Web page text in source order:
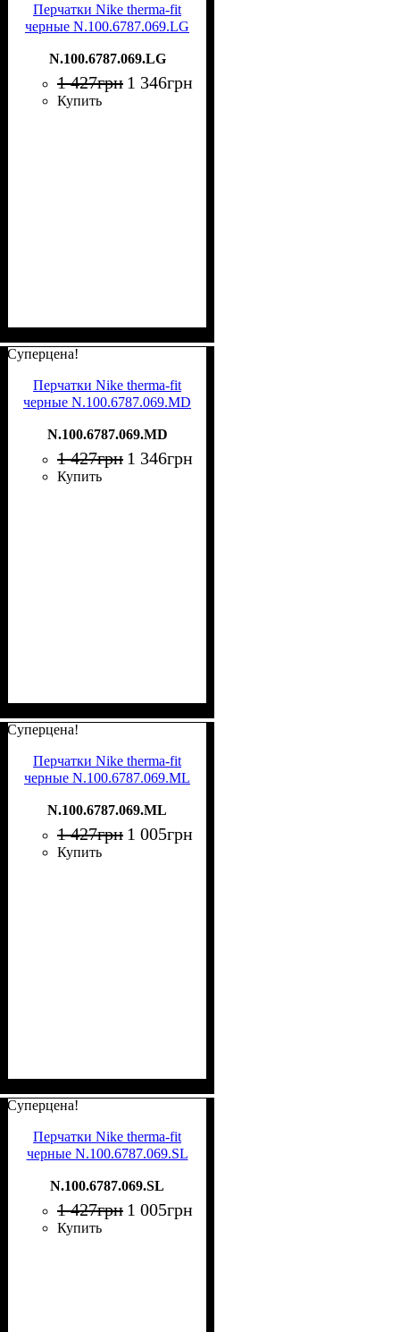
Перчатки Nike therma-fit
черные N.100.6787.069.LG
N.100.6787.069.LG
1 427грн 1 346грн
Купить
Суперцена!
Перчатки Nike therma-fit
черные N.100.6787.069.MD
N.100.6787.069.MD
1 427грн 1 346грн
Купить
Суперцена!
Перчатки Nike therma-fit
черные N.100.6787.069.ML
N.100.6787.069.ML
1 427грн 1 005грн
Купить
Суперцена!
Перчатки Nike therma-fit
черные N.100.6787.069.SL
N.100.6787.069.SL
1 427грн 1 005грн
Купить